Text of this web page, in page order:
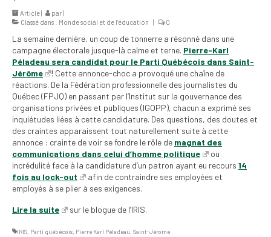
Mandats des comités
syndicaux et
institutionnels
Statuts et
règlements
Politiques
Outils de visibilité
Signature – Courriel –
Place à notre
d’écran – Place à
Article | par|
Classé dans : Monde social et de l’éducation | 0
La semaine dernière, un coup de tonnerre a résonné dans une
campagne électorale jusque-là calme et terne. Pierre-Karl
Péladeau sera candidat pour le Parti Québécois dans Saint-
Jérôme
! Cette annonce-choc a provoqué une chaîne de
réactions. De la Fédération professionnelle des journalistes du
Québec (FPJQ) en passant par l’Institut sur la gouvernance des
organisations privées et publiques (IGOPP), chacun a exprimé ses
inquiétudes liées à cette candidature. Des questions, des doutes et
des craintes apparaissent tout naturellement suite à cette
annonce : crainte de voir se fondre le rôle de magnat des
communications dans celui d’homme politique
ou
incrédulité face à la candidature d’un patron ayant eu recours 14
fois au lock-out
afin de contraindre ses employées et
employés à se plier à ses exigences.
Lire la suite sur le blogue de l’IRIS.
IRIS, Parti québécois, Pierre Karl Péladeau, Saint-Jérome